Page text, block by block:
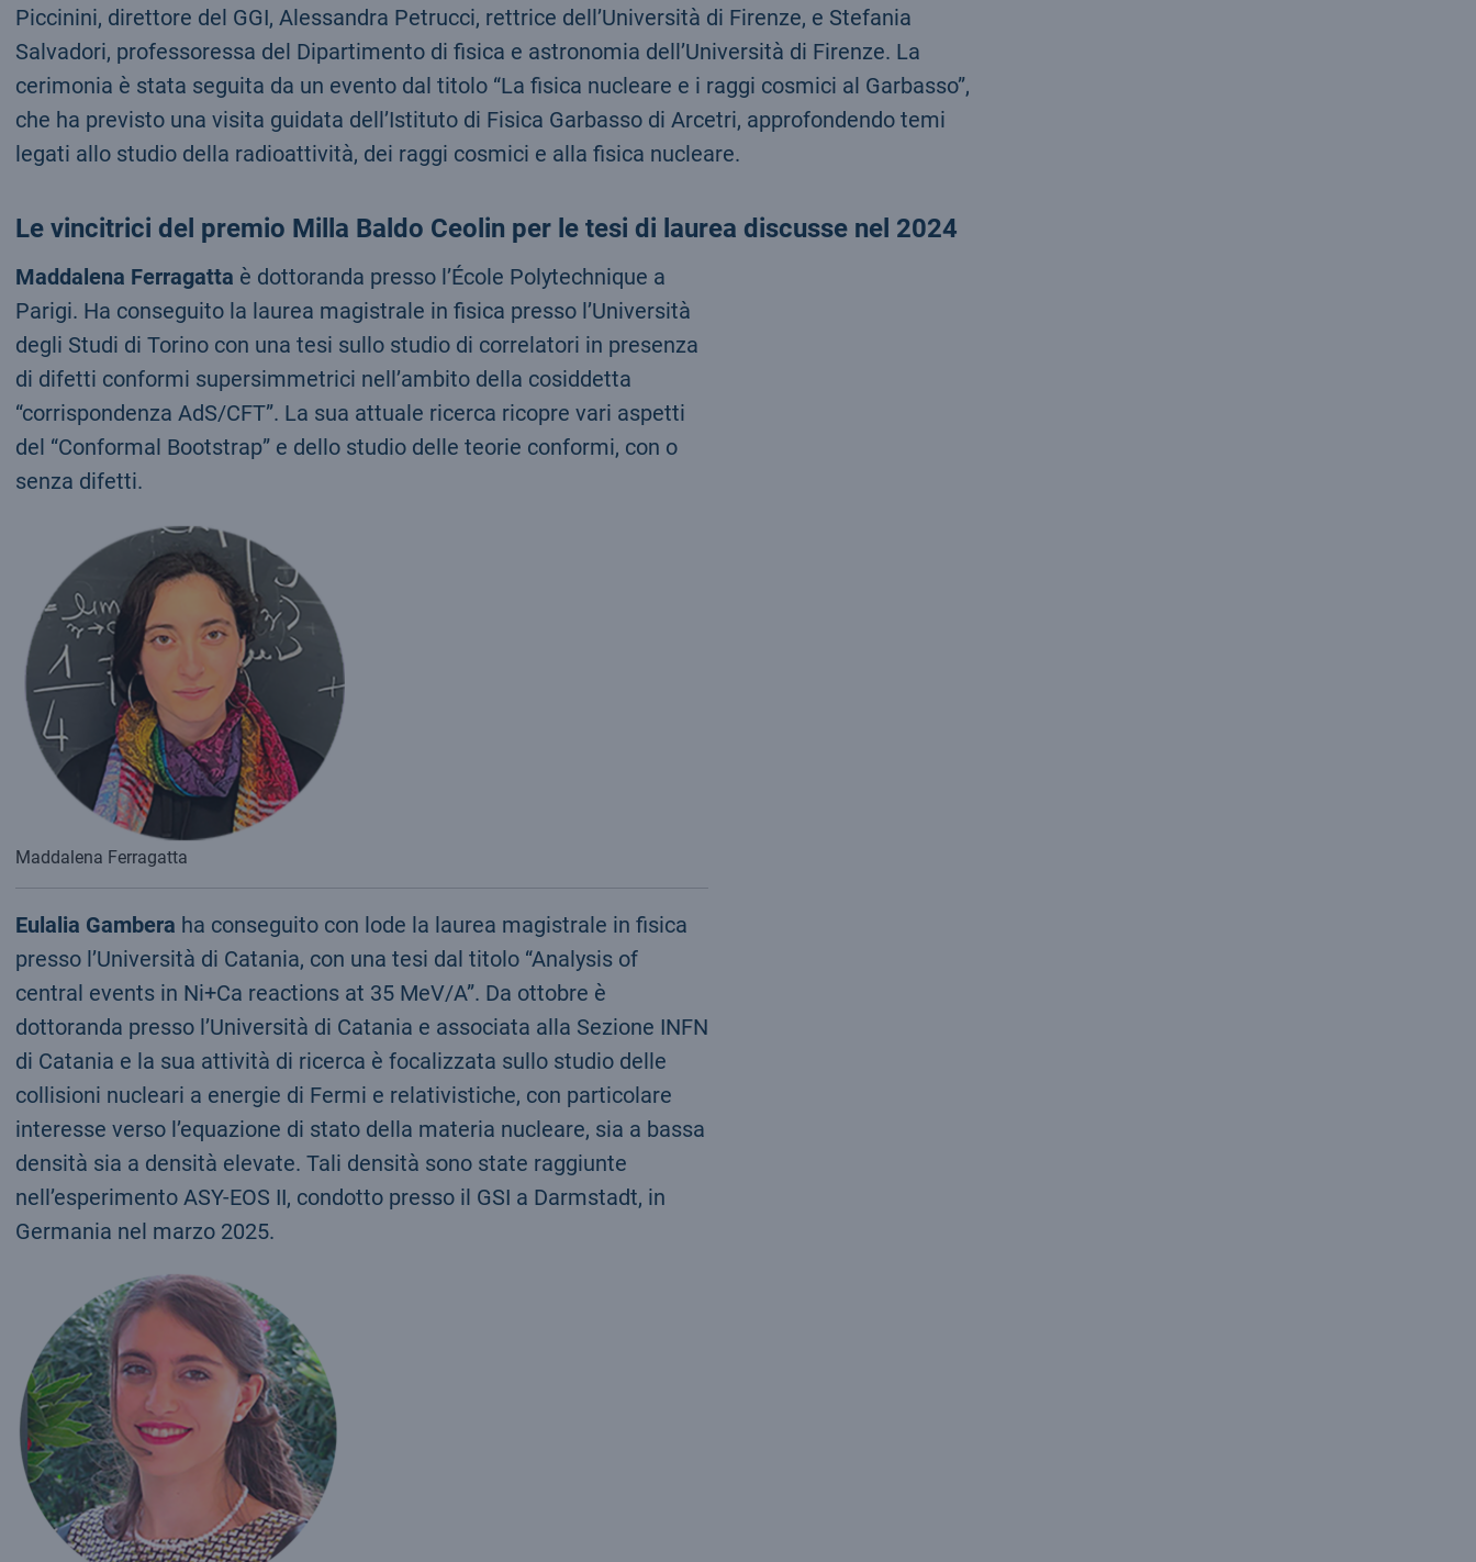
Piccinini, direttore del GGI, Alessandra Petrucci, rettrice dell’Università di Firenze, e Stefania
Salvadori, professoressa del Dipartimento di fisica e astronomia dell’Università di Firenze. La
cerimonia è stata seguita da un evento dal titolo “La fisica nucleare e i raggi cosmici al Garbasso”,
che ha previsto una visita guidata dell’Istituto di Fisica Garbasso di Arcetri, approfondendo temi
legati allo studio della radioattività, dei raggi cosmici e alla fisica nucleare.
Le vincitrici del premio Milla Baldo Ceolin per le tesi di laurea discusse nel 2024
Maddalena Ferragatta è dottoranda presso l’École Polytechnique a
Parigi. Ha conseguito la laurea magistrale in fisica presso l’Università
degli Studi di Torino con una tesi sullo studio di correlatori in presenza
di difetti conformi supersimmetrici nell’ambito della cosiddetta
“corrispondenza AdS/CFT”. La sua attuale ricerca ricopre vari aspetti
del “Conformal Bootstrap” e dello studio delle teorie conformi, con o
senza difetti.
Maddalena Ferragatta
Eulalia Gambera ha conseguito con lode la laurea magistrale in fisica
presso l’Università di Catania, con una tesi dal titolo “Analysis of
central events in Ni+Ca reactions at 35 MeV/A”. Da ottobre è
dottoranda presso l’Università di Catania e associata alla Sezione INFN
di Catania e la sua attività di ricerca è focalizzata sullo studio delle
collisioni nucleari a energie di Fermi e relativistiche, con particolare
interesse verso l’equazione di stato della materia nucleare, sia a bassa
densità sia a densità elevate. Tali densità sono state raggiunte
nell’esperimento ASY-EOS II, condotto presso il GSI a Darmstadt, in
Germania nel marzo 2025.